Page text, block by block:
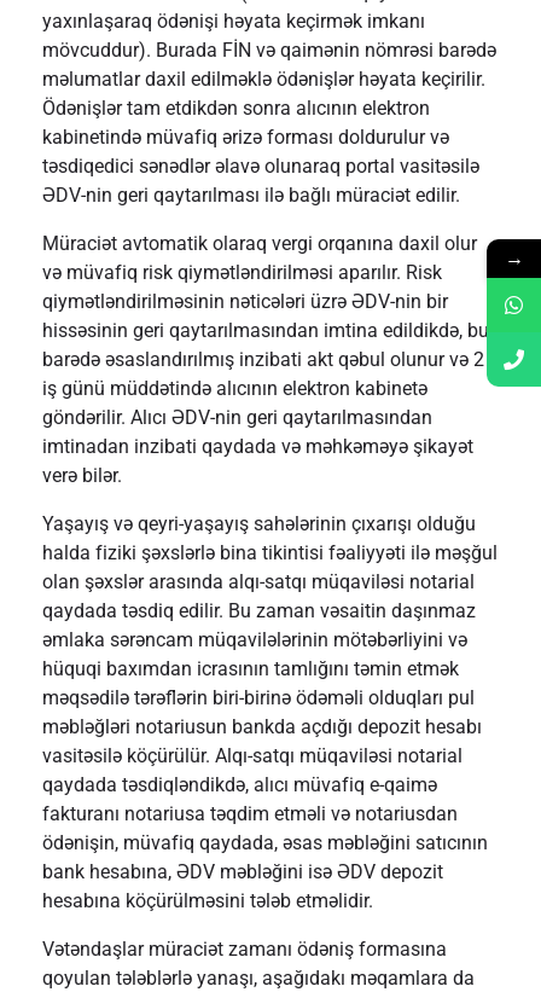
yaxınlaşaraq ödənişi həyata keçirmək imkanı
mövcuddur). Burada FİN və qaimənin nömrəsi barədə
məlumatlar daxil edilməklə ödənişlər həyata keçirilir.
Ödənişlər tam etdikdən sonra alıcının elektron
kabinetində müvafiq ərizə forması doldurulur və
təsdiqedici sənədlər əlavə olunaraq portal vasitəsilə
ƏDV-nin geri qaytarılması ilə bağlı müraciət edilir.
Müraciət avtomatik olaraq vergi orqanına daxil olur
və müvafiq risk qiymətləndirilməsi aparılır. Risk
qiymətləndirilməsinin nəticələri üzrə ƏDV-nin bir
hissəsinin geri qaytarılmasından imtina edildikdə, bu
barədə əsaslandırılmış inzibati akt qəbul olunur və 2
iş günü müddətində alıcının elektron kabinetə
göndərilir. Alıcı ƏDV-nin geri qaytarılmasından
imtinadan inzibati qaydada və məhkəməyə şikayət
verə bilər.
Yaşayış və qeyri-yaşayış sahələrinin çıxarışı olduğu
halda fiziki şəxslərlə bina tikintisi fəaliyyəti ilə məşğul
olan şəxslər arasında alqı-satqı müqaviləsi notarial
qaydada təsdiq edilir. Bu zaman vəsaitin daşınmaz
əmlaka sərəncam müqavilələrinin mötəbərliyini və
hüquqi baxımdan icrasının tamlığını təmin etmək
məqsədilə tərəflərin biri-birinə ödəməli olduqları pul
məbləğləri notariusun bankda açdığı depozit hesabı
vasitəsilə köçürülür. Alqı-satqı müqaviləsi notarial
qaydada təsdiqləndikdə, alıcı müvafiq e-qaimə
fakturanı notariusa təqdim etməli və notariusdan
ödənişin, müvafiq qaydada, əsas məbləğini satıcının
bank hesabına, ƏDV məbləğini isə ƏDV depozit
hesabına köçürülməsini tələb etməlidir.
Vətəndaşlar müraciət zamanı ödəniş formasına
qoyulan tələblərlə yanaşı, aşağıdakı məqamlara da
→